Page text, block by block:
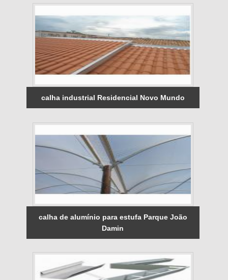
calha industrial Residencial Novo Mundo
calha de alumínio para estufa Parque João
Damin